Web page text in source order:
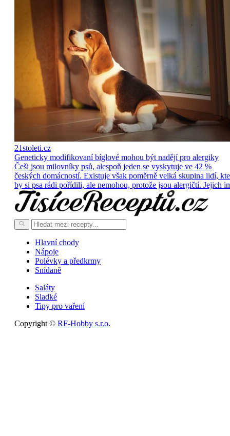
21stoleti.cz
Geneticky modifikovaní bíglové mohou být nadějí pro alergiky
Češi jsou milovníky psů, alespoň jeden se vyskytuje ve 42 %
českých domácností. Existuje však poměrně velká skupina lidí,
by si psa rádi pořídili, ale nemohou, protože jsou alergičtí. Jejich
Hlavní chody
Nápoje
Polévky a předkrmy
Snídaně
Saláty
Sladké
Tipy pro vaření
Copyright © RF-Hobby s.r.o.